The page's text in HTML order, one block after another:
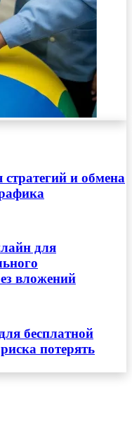
и обмена
для
вложений
бесплатной
потерять